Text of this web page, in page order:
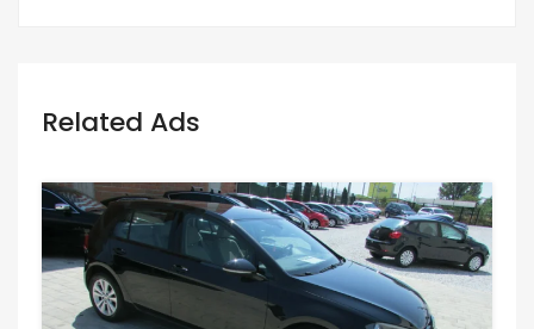
Related Ads